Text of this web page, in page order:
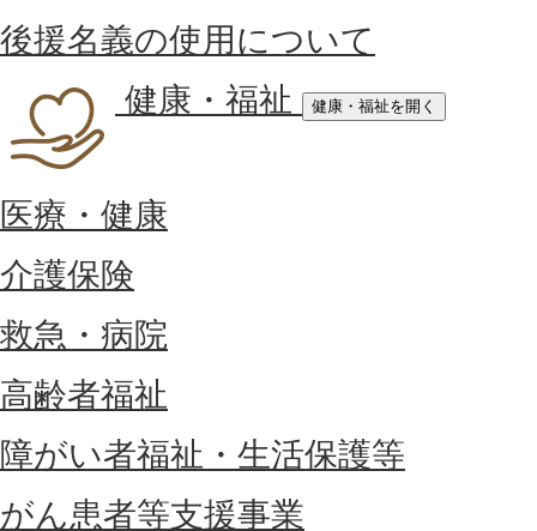
後援名義の使用について
健康・福祉
健康・福祉を開く
医療・健康
介護保険
救急・病院
高齢者福祉
障がい者福祉・生活保護等
がん患者等支援事業